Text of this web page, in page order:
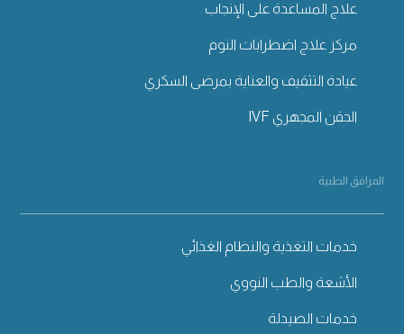
علاج المساعدة على الإنجاب
مركز علاج اضطرابات النوم
عيادة التثقيف والعناية بمرضى السكري
الحقن المجهري IVF
المرافق الطبية
خدمات التغذية والنظام الغذائي
الأشعة والطب النووي
خدمات الصيدلة